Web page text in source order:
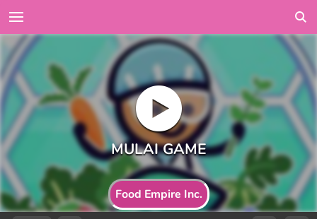
Food Empire Inc.